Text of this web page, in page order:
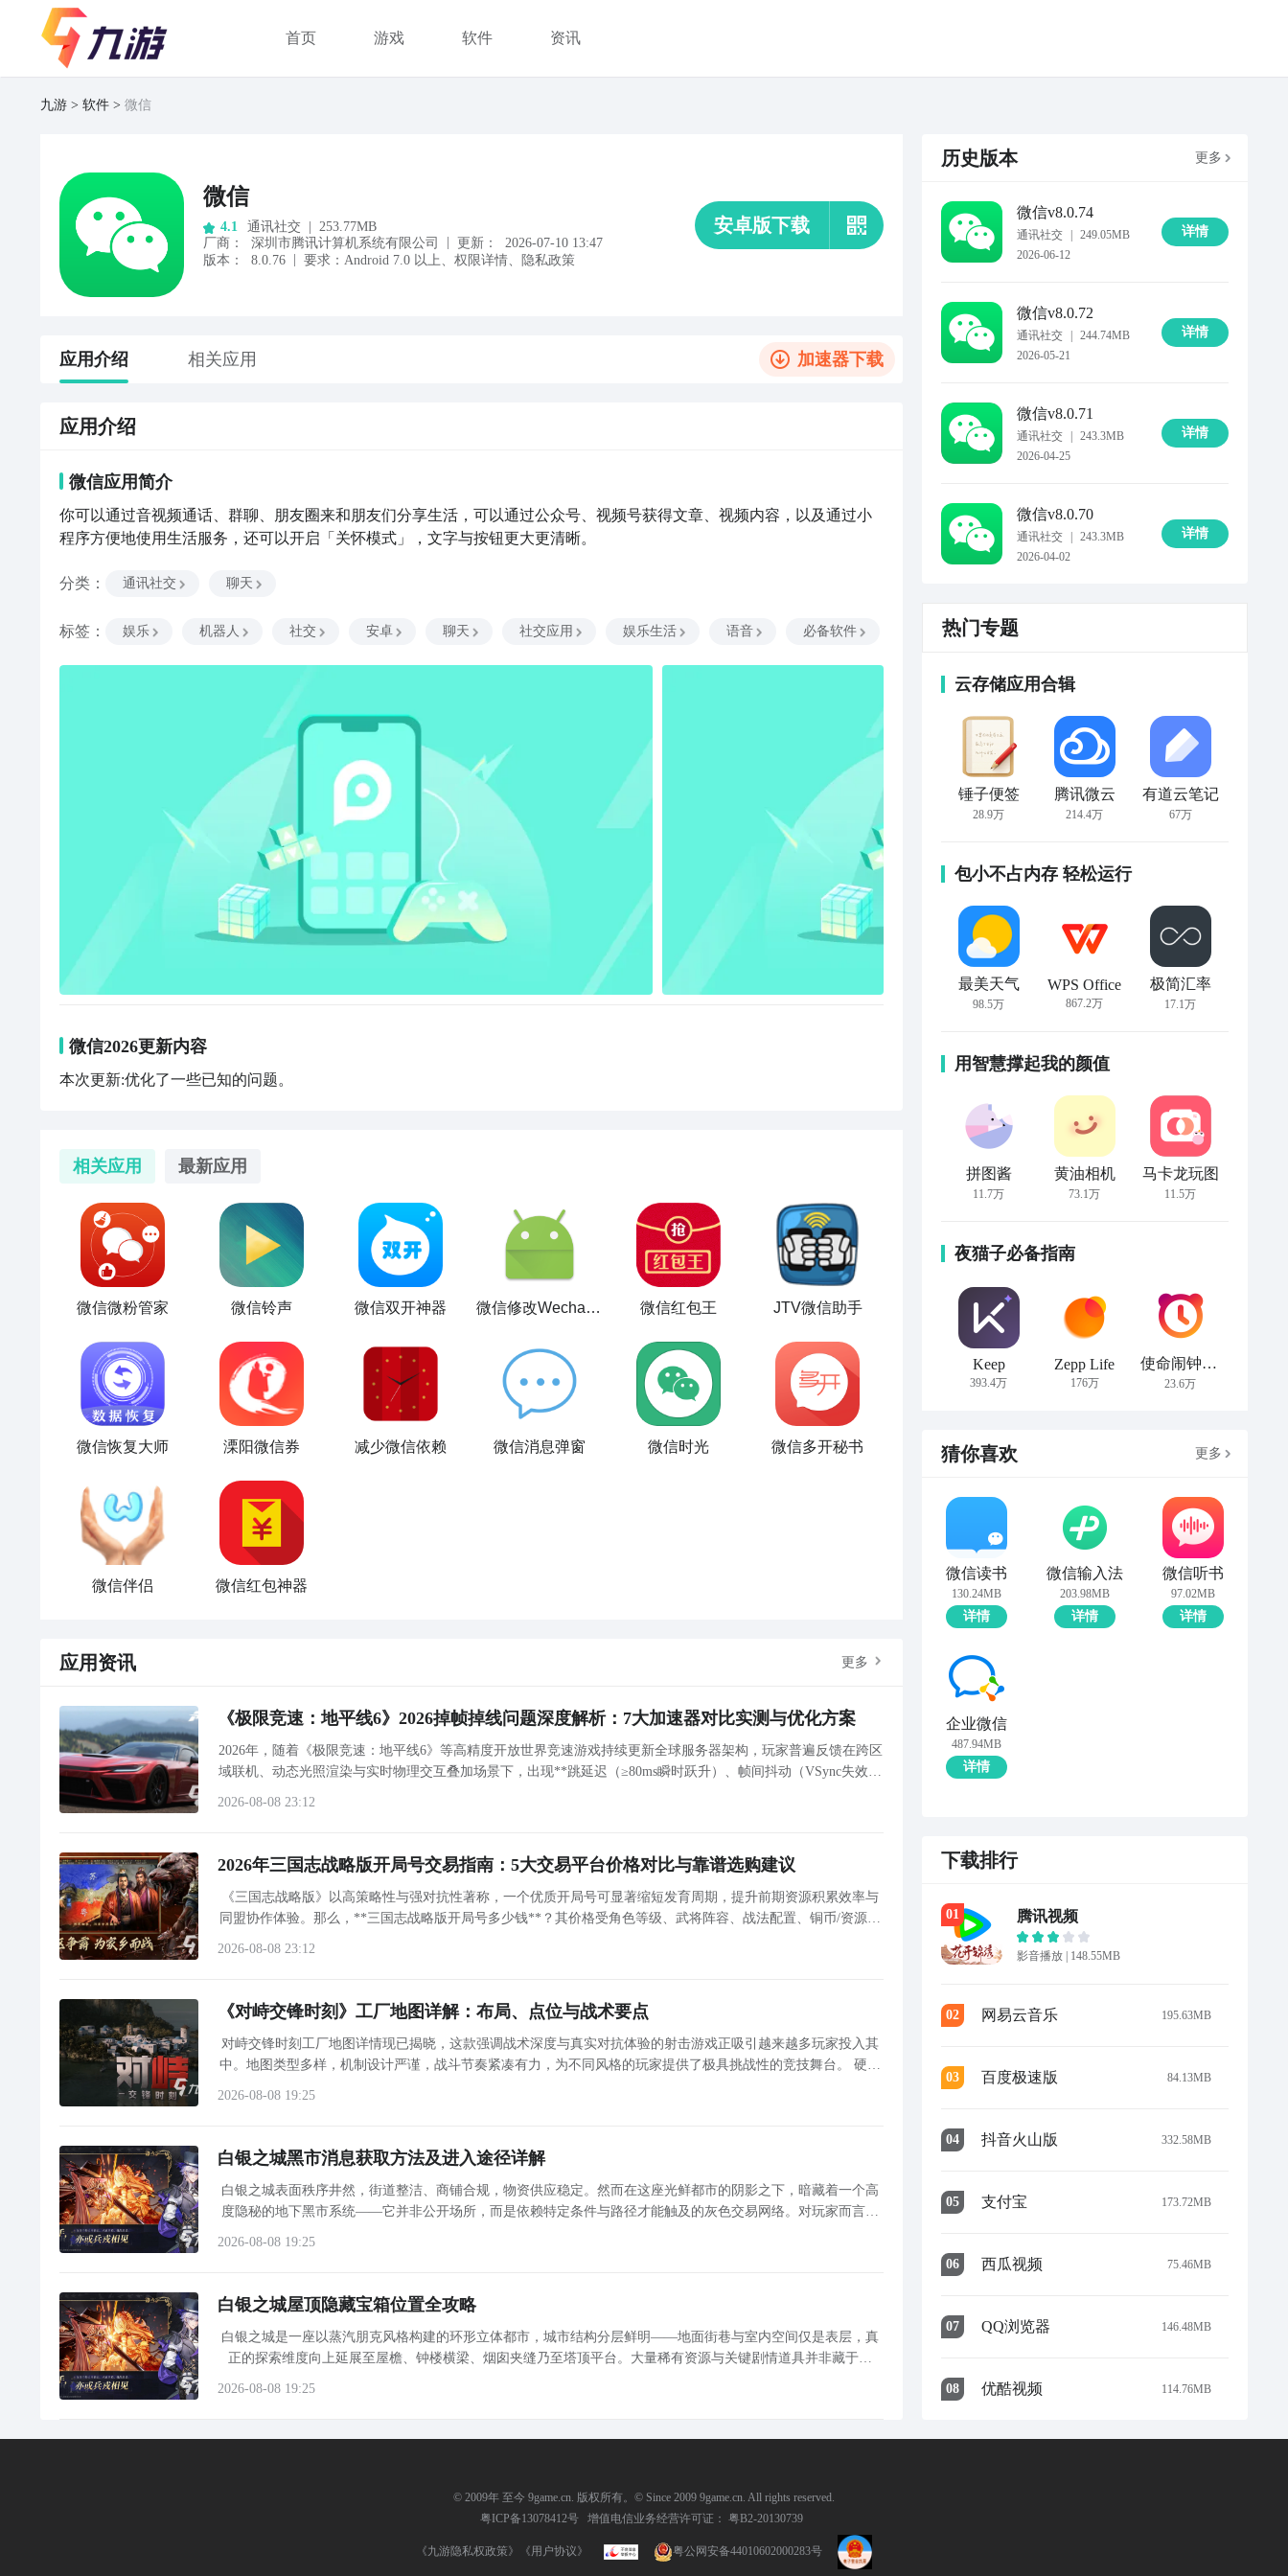
首页 游戏 软件 资讯
九游 软件 微信
微信
4.1 通讯社交
253.77MB
厂商 ： 深圳市腾讯计算机系统有限公司 更新：
2026-07-10 13:47
版本：
8.0.76 要求： Android 7.0 以上、 权限详情、 隐私政策
安卓版下载
应用介绍 相关应用 加速器下载
应用介绍
微信应用简介
你可以通过音视频通话、群聊、朋友圈来和朋友们分享生活，可以通过公众号、视频号获得文章、视频内容，以及通过小
程序方便地使用生活服务，还可以开启「关怀模式」，文字与按钮更大更清晰。
分类 ： 通讯社交 聊天
标签 ： 娱乐 机器人 社交 安卓 聊天 社交应用 娱乐生活 语音 必备软件 社交通讯
微信2026更新内容
本次更新:优化了一些已知的问题。
相关应用 最新应用
微信微粉管家 微信铃声 微信双开神器 微信修改WechatMOD 微信红包王 JTV微信助手
微信恢复大师 溧阳微信券 减少微信依赖 微信消息弹窗 微信时光 微信多开秘书
微信伴侣 微信红包神器
应用资讯 更多
《极限竞速：地平线6》2026掉帧掉线问题深度解析：7大加速器对比实测与优化方案
2026年，随着《极限竞速：地平线6》等高精度开放世界竞速游戏持续更新全球服务器架构，玩家普遍反馈在跨区
域联机、动态光照渲染与实时物理交互叠加场景下，出现**跳延迟（≥80ms瞬时跃升）、帧间抖动（VSync失效导
2026-08-08 23:12
2026年三国志战略版开局号交易指南：5大交易平台价格对比与靠谱选购建议
《三国志战略版》以高策略性与强对抗性著称，一个优质开局号可显著缩短发育周期，提升前期资源积累效率与
同盟协作体验。那么，**三国志战略版开局号多少钱**？其价格受角色等级、武将阵容、战法配置、铜币/资源存
2026-08-08 23:12
《对峙交锋时刻》工厂地图详解：布局、点位与战术要点
对峙交锋时刻工厂地图详情现已揭晓，这款强调战术深度与真实对抗体验的射击游戏正吸引越来越多玩家投入其
中。地图类型多样，机制设计严谨，战斗节奏紧凑有力，为不同风格的玩家提供了极具挑战性的竞技舞台。 硬核
2026-08-08 19:25
白银之城黑市消息获取方法及进入途径详解
白银之城表面秩序井然，街道整洁、商铺合规，物资供应稳定。然而在这座光鲜都市的阴影之下，暗藏着一个高
度隐秘的地下黑市系统——它并非公开场所，而是依赖特定条件与路径才能触及的灰色交易网络。对玩家而言，
2026-08-08 19:25
白银之城屋顶隐藏宝箱位置全攻略
白银之城是一座以蒸汽朋克风格构建的环形立体都市，城市结构分层鲜明——地面街巷与室内空间仅是表层，真
正的探索维度向上延展至屋檐、钟楼横梁、烟囱夹缝乃至塔顶平台。大量稀有资源与关键剧情道具并非藏于地
2026-08-08 19:25
历史版本 更多
微信v8.0.74
通讯社交
249.05MB
2026-06-12
详情
微信v8.0.72
通讯社交
244.74MB
2026-05-21
详情
微信v8.0.71
通讯社交
243.3MB
2026-04-25
详情
微信v8.0.70
通讯社交
243.3MB
2026-04-02
详情
热门专题
云存储应用合辑
锤子便签
28.9万
腾讯微云
214.4万
有道云笔记
67万
包小不占内存 轻松运行
最美天气
98.5万
WPS Office
867.2万
极简汇率
17.1万
用智慧撑起我的颜值
拼图酱
11.7万
黄油相机
73.1万
马卡龙玩图
11.5万
夜猫子必备指南
Keep
393.4万
Zepp Life
176万
使命闹钟Alarmy
23.6万
猜你喜欢 更多
微信读书
130.24MB
详情
微信输入法
203.98MB
详情
微信听书
97.02MB
详情
企业微信
487.94MB
详情
下载排行
01 腾讯视频
影音播放 | 148.55MB
02 网易云音乐 195.63MB
03 百度极速版 84.13MB
04 抖音火山版 332.58MB
05 支付宝 173.72MB
06 西瓜视频 75.46MB
07 QQ浏览器 146.48MB
08 优酷视频 114.76MB
© 2009年 至今 9game.cn. 版权所有。© Since 2009 9game.cn. All rights reserved.
粤ICP备13078412号
增值电信业务经营许可证： 粤B2-20130739
《九游隐私权政策》 《用户协议》 粤公网安备44010602000283号